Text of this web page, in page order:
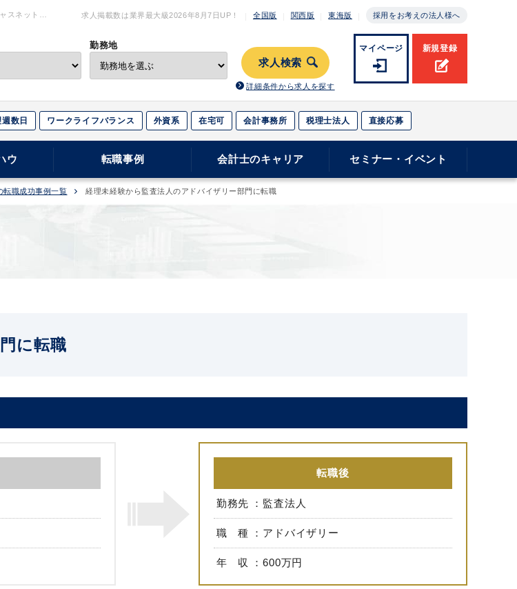
スネットキ
求人掲載数は業界最大級2026年8月7日 UP！ 全国版 関西版 東海版 採用をお考えの法人様へ
勤務地
求人検索
詳細条件から求人を探す
マイページ 新規登録
数日 ワークライフバランス 外資系 在宅可 会計事務所 税理士法人 直接応募
ウ 転職事例 会計士のキャリア セミナー・イベント
転職成功事例一覧 経理未経験から監査法人のアドバイザリー部門に転職
に転職
転職後
勤務先 監査法人
職 種 アドバイザリー
年 収 600万円